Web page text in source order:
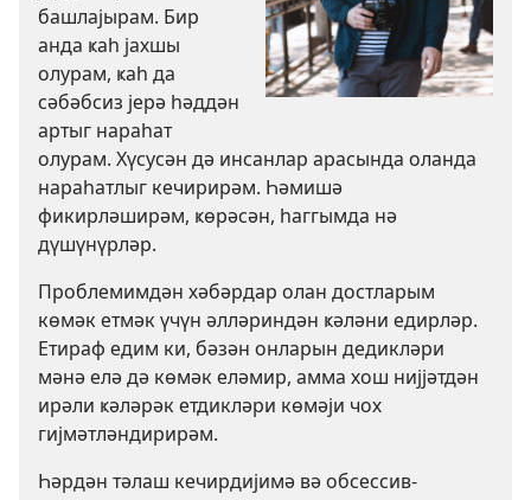
башлајырам. Бир
анда ҝаһ јахшы
олурам, ҝаһ да
сәбәбсиз јерә һәддән
артыг нараһат
олурам. Хүсусән дә инсанлар арасында оланда
нараһатлыг кечирирәм. Һәмишә
фикирләширәм, ҝөрәсән, һаггымда нә
дүшүнүрләр.
Проблемимдән хәбәрдар олан достларым
көмәк етмәк үчүн әлләриндән ҝәләни едирләр.
Етираф едим ки, бәзән онларын дедикләри
мәнә елә дә көмәк еләмир, амма хош нијјәтдән
ирәли ҝәләрәк етдикләри көмәји чох
гијмәтләндирирәм.
Һәрдән тәлаш кечирдијимә вә обсессив-